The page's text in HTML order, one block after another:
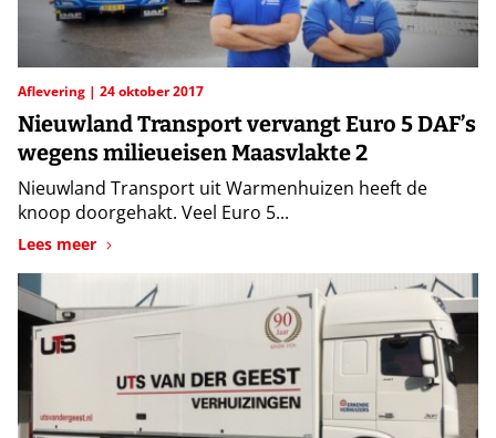
Aflevering 24 oktober 2017
Nieuwland Transport vervangt Euro 5 DAF’s
wegens milieueisen Maasvlakte 2
Nieuwland Transport uit Warmenhuizen heeft de
knoop doorgehakt. Veel Euro 5...
Lees meer